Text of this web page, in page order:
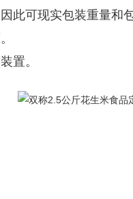
此可现实包装重量和包
置。